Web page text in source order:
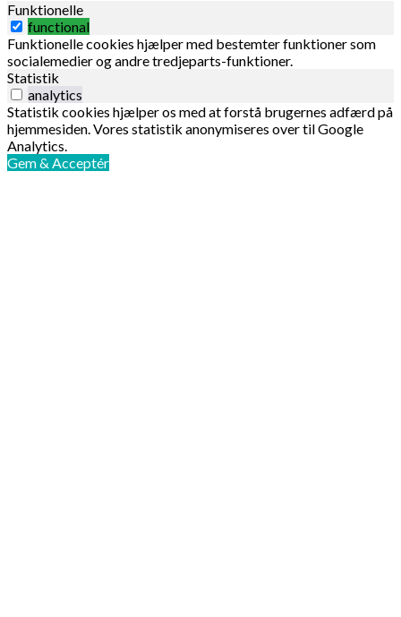
Funktionelle
functional
Funktionelle cookies hjælper med bestemter funktioner som
socialemedier og andre tredjeparts-funktioner.
Statistik
analytics
Statistik cookies hjælper os med at forstå brugernes adfærd på
hjemmesiden. Vores statistik anonymiseres over til Google
Analytics.
Gem & Acceptér